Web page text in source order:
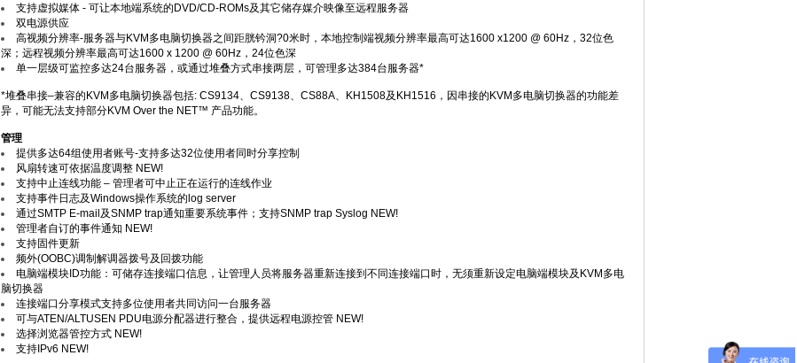
支持虚拟媒体 - 可让本地端系统的DVD/CD-ROMs及其它储存媒介映像至远程服务器
双电源供应
高视频分辨率-服务器与KVM多电脑切换器之间距胱钤洞?0米时，本地控制端视频分辨率最高可达1600 x1200 @ 60Hz，32位色
深；远程视频分辨率最高可达1600 x 1200 @ 60Hz，24位色深
单一层级可监控多达24台服务器，或通过堆叠方式串接两层，可管理多达384台服务器*
*堆叠串接–兼容的KVM多电脑切换器包括: CS9134、CS9138、CS88A、KH1508及KH1516，因串接的KVM多电脑切换器的功能差
异，可能无法支持部分KVM Over the NET™ 产品功能。
管理
提供多达64组使用者账号-支持多达32位使用者同时分享控制
风扇转速可依据温度调整 NEW!
支持中止连线功能 – 管理者可中止正在运行的连线作业
支持事件日志及Windows操作系统的log server
通过SMTP E-mail及SNMP trap通知重要系统事件；支持SNMP trap Syslog NEW!
管理者自订的事件通知 NEW!
支持固件更新
频外(OOBC)调制解调器拨号及回拨功能
电脑端模块ID功能：可储存连接端口信息，让管理人员将服务器重新连接到不同连接端口时，无须重新设定电脑端模块及KVM多电
脑切换器
连接端口分享模式支持多位使用者共同访问一台服务器
可与ATEN/ALTUSEN PDU电源分配器进行整合，提供远程电源控管 NEW!
选择浏览器管控方式 NEW!
支持IPv6 NEW!